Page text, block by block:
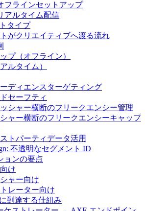
フラインセットアップ
アルタイム配信
タイプ
がクリエイティブへ渡る流れ
プ（オフライン）
ルタイム）
ディエンスターゲティング
セーフティ
シャー横断のフリークエンシー管理
ャー横断のフリークエンシーキャップ
トパーティデータ活用
不透明なセグメント ID
ョンの要点
け
ャー向け
レーター向け
到達する仕組み